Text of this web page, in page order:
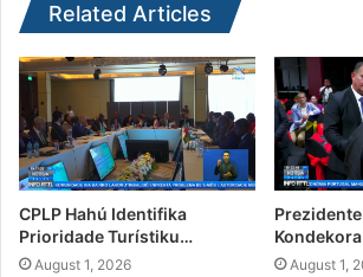
Related Articles
CPLP Hahú Identifika
Prioridade Turístiku…
August 1, 2026 August 1,